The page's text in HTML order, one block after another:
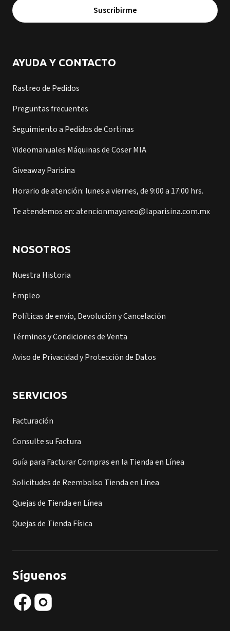
Suscribirme
AYUDA Y CONTACTO
Rastreo de Pedidos
Preguntas frecuentes
Seguimiento a Pedidos de Cortinas
Videomanuales Máquinas de Coser MIA
Giveaway Parisina
Horario de atención: lunes a viernes, de 9:00 a 17:00 hrs.
Te atendemos en: atencionmayoreo@laparisina.com.mx
NOSOTROS
Nuestra Historia
Empleo
Políticas de envío, Devolución y Cancelación
Términos y Condiciones de Venta
Aviso de Privacidad y Protección de Datos
SERVICIOS
Facturación
Consulte su Factura
Guía para Facturar Compras en la Tienda en Línea
Solicitudes de Reembolso Tienda en Línea
Quejas de Tienda en Línea
Quejas de Tienda Física
Síguenos